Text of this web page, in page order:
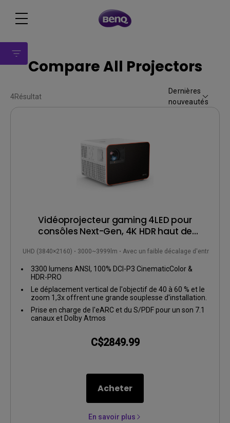
Compare All Projectors
4Résultat
Dernières
nouveautés
Vidéoprojecteur gaming 4LED pour
consôles Next-Gen, 4K HDR haut de
4K UHD (3840×2160) 3000~3999lm Avec un faible décalage d'entrée
3300 lumens ANSI, 100% DCI-P3 CinematicColor &
HDR-PRO
Le déplacement vertical de l'objectif de 40 à 60 % et le
zoom 1,3x offrent une grande souplesse d'installation.
Prise en charge de l'eARC et du S/PDF pour un son 7.1
canaux et Dolby Atmos
C$2849.99
Acheter
En savoir plus